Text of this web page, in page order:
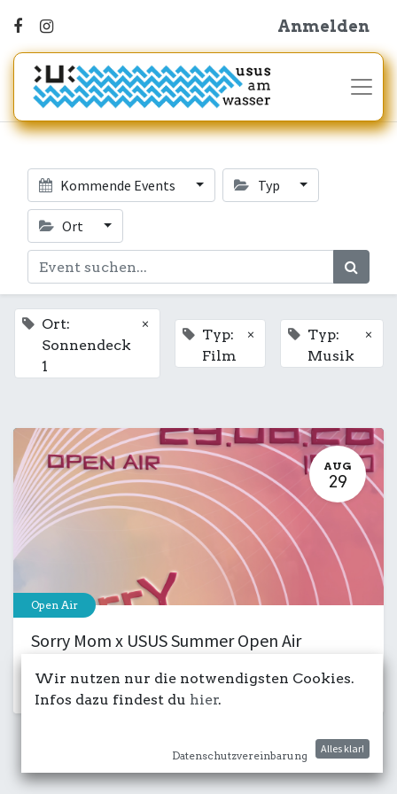
Anmelden
Kommende Events Typ
Ort
Ort:
Sonnendeck
1
×
Typ:
Film
×
Typ:
Musik
×
AUG
29
Open Air
Sorry Mom x USUS Summer Open Air
Kulturdeck Club Musik Party
Wir nutzen nur die notwendigsten Cookies.
Infos dazu findest du hier.
Datenschutzvereinbarung
Alles klar!